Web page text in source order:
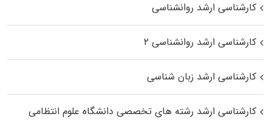
کارشناسی ارشد روانشناسی
کارشناسی ارشد روانشناسی ۲
کارشناسی ارشد زبان شناسی
کارشناسی ارشد رﺷﺘﻪ ﻫﺎی تخصصی داﻧﺸﮕﺎه ﻋﻠﻮم انتظامی